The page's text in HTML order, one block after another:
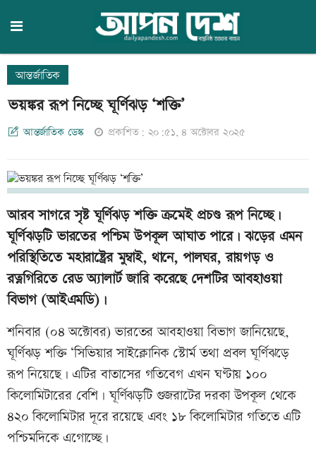
আন্তর্জাতিক
ভয়ঙ্কর রূপ নিচ্ছে ঘূর্ণিঝড় ‘শক্তি’
আন্তর্জাতিক ডেস্ক প্রকাশিত: ২০:৫১, ৪ অক্টোবর ২০২৫
আরব সাগরে সৃষ্ট ঘূর্ণিঝড় শক্তি ক্রমেই প্রচণ্ড রূপ নিচ্ছে।
ঘূর্ণিঝড়টি ভারতের পশ্চিম উপকূল আঘাত পারে। ঝড়ের এমন
পরিস্থিতিতে মহারাষ্ট্রের মুম্বাই, থানে, পালঘর, রায়গড় ও
রত্নগিরিতে রেড অ্যালার্ট জারি করেছে দেশটির আবহাওয়া
বিভাগ (আইএমডি)।
শনিবার (০৪ অক্টোবর) ভারতের আবহাওয়া বিভাগ জানিয়েছে,
ঘূর্ণিঝড় শক্তি ‘সিভিয়ার সাইক্লোনিক স্টোর্ম তথা প্রবল ঘূর্ণিঝড়ে
রূপ নিয়েছে। এটির বাতাসের গতিবেগ এখন ঘণ্টায় ১০০
কিলোমিটারের বেশি। ঘূর্ণিঝড়টি গুজরাটের দরকা উপকূল থেকে
৪২০ কিলোমিটার দূরে রয়েছে এবং ১৮ কিলোমিটার গতিতে এটি
পশ্চিমদিকে এগোচ্ছে।